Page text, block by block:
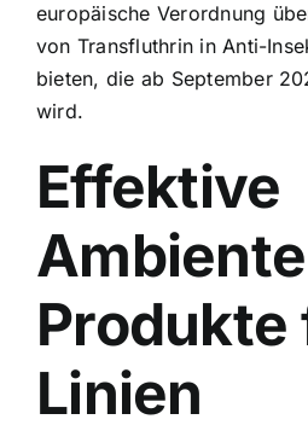
europäische Verordnung
von Transfluthrin in Anti-
bieten, die ab September
wird.
Effektive
Produkte
Linien